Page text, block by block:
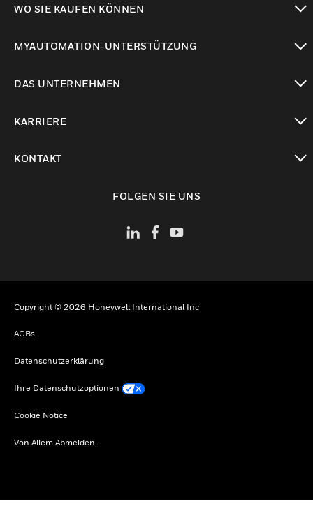
WO SIE KAUFEN KÖNNEN
MYAUTOMATION-UNTERSTÜTZUNG
DAS UNTERNEHMEN
KARRIERE
KONTAKT
FOLGEN SIE UNS
Copyright © 2026 Honeywell International Inc
AGBs
Datenschutzerklärung
Ihre Datenschutzoptionen
Cookie Notice
Von Allem Abmelden.